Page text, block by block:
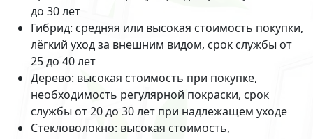
до 30 лет
Гибрид: средняя или высокая стоимость покупки,
лёгкий уход за внешним видом, срок службы от
25 до 40 лет
Дерево: высокая стоимость при покупке,
необходимость регулярной покраски, срок
службы от 20 до 30 лет при надлежащем уходе
Стекловолокно: высокая стоимость,